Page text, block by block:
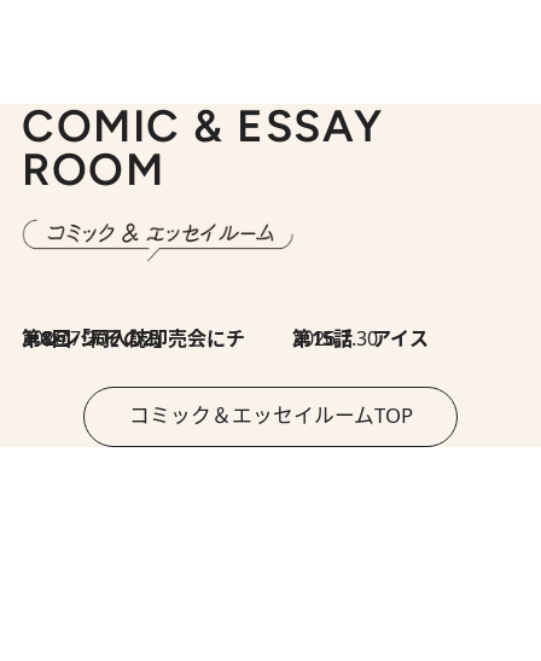
COMIC & ESSAY
ROOM
2026.7.30
第8回「同人誌即売会にチャレンジ その2」 2026.7.30
第15話 アイス
コミック＆エッセイルームTOP